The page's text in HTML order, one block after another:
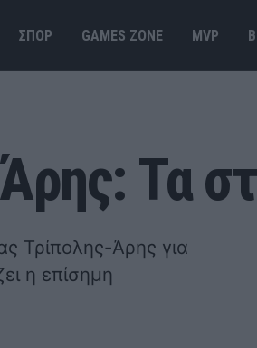
ΣΠΟΡ GAMES ΖΟΝΕ MVP
Τα
Τρίπολης-Άρης για
η επίσημη